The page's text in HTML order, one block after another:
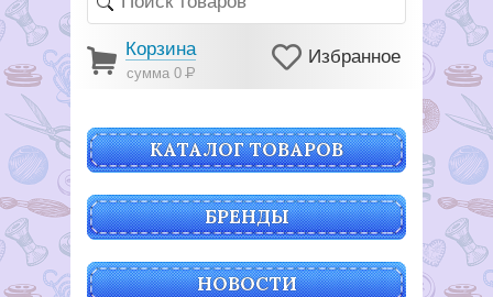
Корзина
сумма 0Р
Избранное
КАТАЛОГ ТОВАРОВ
БРЕНДЫ
НОВОСТИ